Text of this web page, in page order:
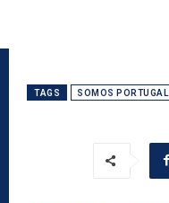
TAGS SOMOS PORTUGAL